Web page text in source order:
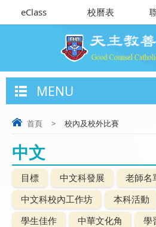
eClass 校曆表
MENU
首頁 > 校內及校外比賽
中文
目標 中文科發展
老師名
中文科校內工作坊
本科活動
學生佳作
中華文化角 學